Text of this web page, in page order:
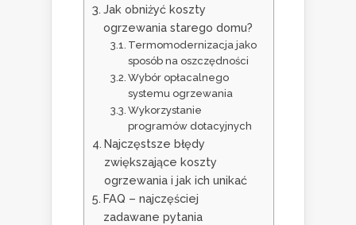
Jak obniżyć koszty
ogrzewania starego domu?
Termomodernizacja jako
sposób na oszczędności
Wybór opłacalnego
systemu ogrzewania
Wykorzystanie
programów dotacyjnych
Najczęstsze błędy
zwiększające koszty
ogrzewania i jak ich unikać
FAQ – najczęściej
zadawane pytania